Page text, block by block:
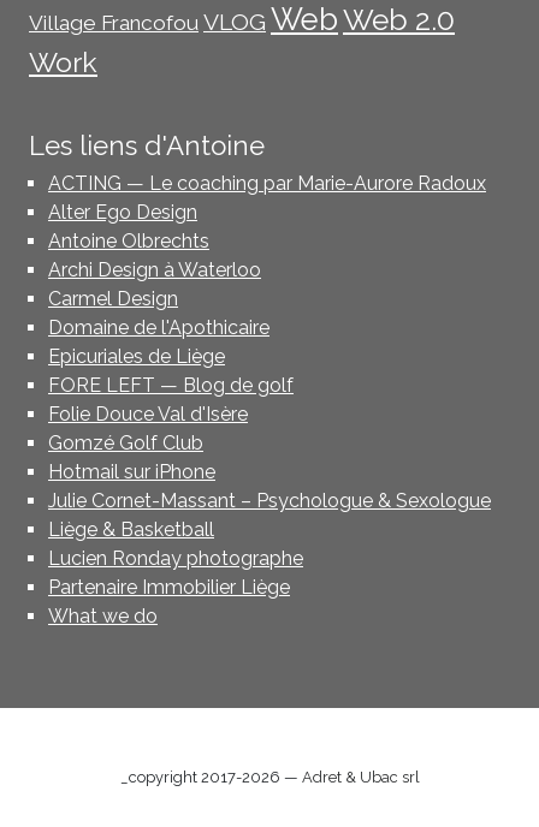
Village Francofou VLOG WebWeb 2.0
Work
Les liens d'Antoine
ACTING — Le coaching par Marie-Aurore Radoux
Alter Ego Design
Antoine Olbrechts
Archi Design à Waterloo
Carmel Design
Domaine de l'Apothicaire
Epicuriales de Liège
FORE LEFT — Blog de golf
Folie Douce Val d'Isère
Gomzé Golf Club
Hotmail sur iPhone
Julie Cornet-Massant – Psychologue & Sexologue
Liège & Basketball
Lucien Ronday photographe
Partenaire Immobilier Liège
What we do
_copyright 2017-2026 — Adret & Ubac srl